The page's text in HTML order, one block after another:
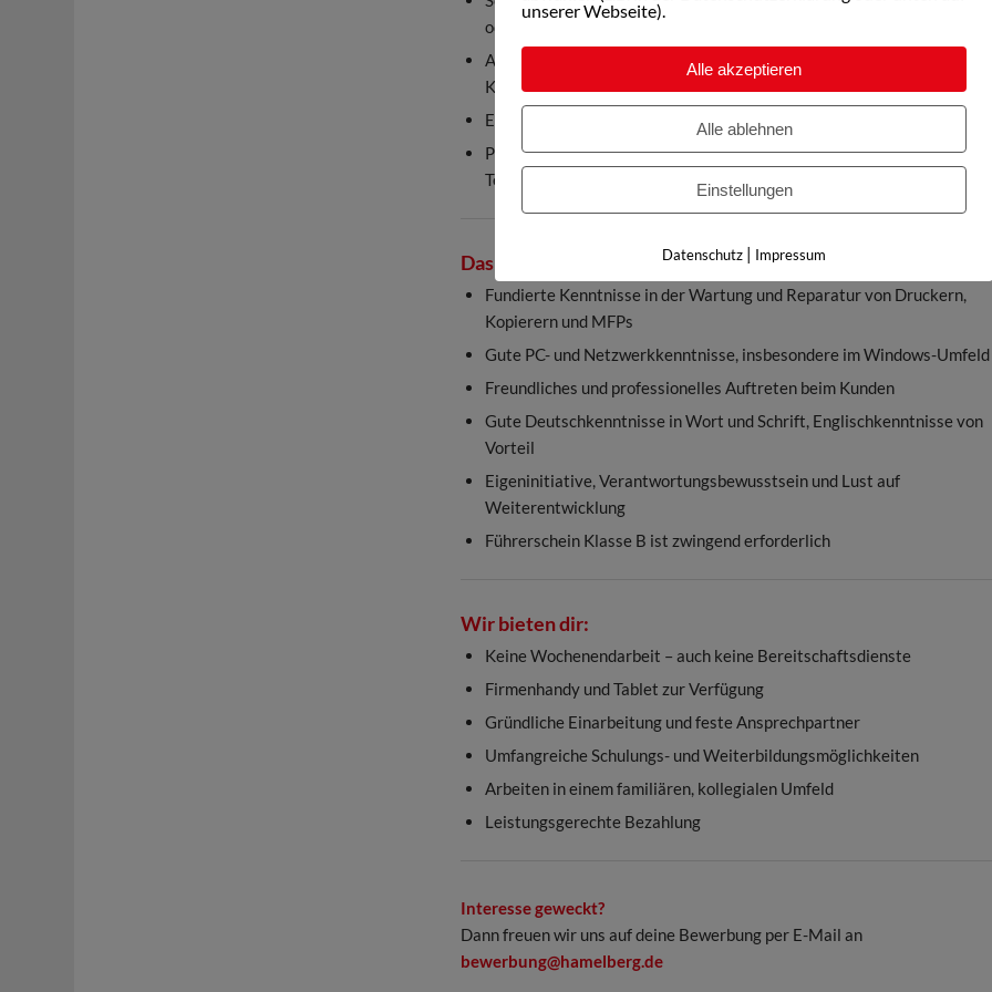
oder per Fernwartung
Auslieferung, Einrichtung und Netzwerkanbindung der Systeme beim
Kunden
Einweisung der Kunden in die Bedienung der Geräte
Perspektivisch: Mitgestaltung und Ausbau des Technikbereichs durch
Technologien
Das bringst du mit:
Fundierte Kenntnisse in der Wartung und Reparatur von Druckern,
Kopierern und MFPs
Gute PC- und Netzwerkkenntnisse, insbesondere im Windows-Umfeld
Freundliches und professionelles Auftreten beim Kunden
Gute Deutschkenntnisse in Wort und Schrift, Englischkenntnisse von
Vorteil
Eigeninitiative, Verantwortungsbewusstsein und Lust auf
Weiterentwicklung
Führerschein Klasse B ist zwingend erforderlich
Wir bieten dir:
Keine Wochenendarbeit – auch keine Bereitschaftsdienste
Firmenhandy und Tablet zur Verfügung
Gründliche Einarbeitung und feste Ansprechpartner
Umfangreiche Schulungs- und Weiterbildungsmöglichkeiten
Arbeiten in einem familiären, kollegialen Umfeld
Leistungsgerechte Bezahlung
Interesse geweckt?
Dann freuen wir uns auf deine Bewerbung per E-Mail an
bewerbung@hamelberg.de
unserer Webseite).
Alle akzeptieren
Alle ablehnen
Einstellungen
Datenschutz | Impressum